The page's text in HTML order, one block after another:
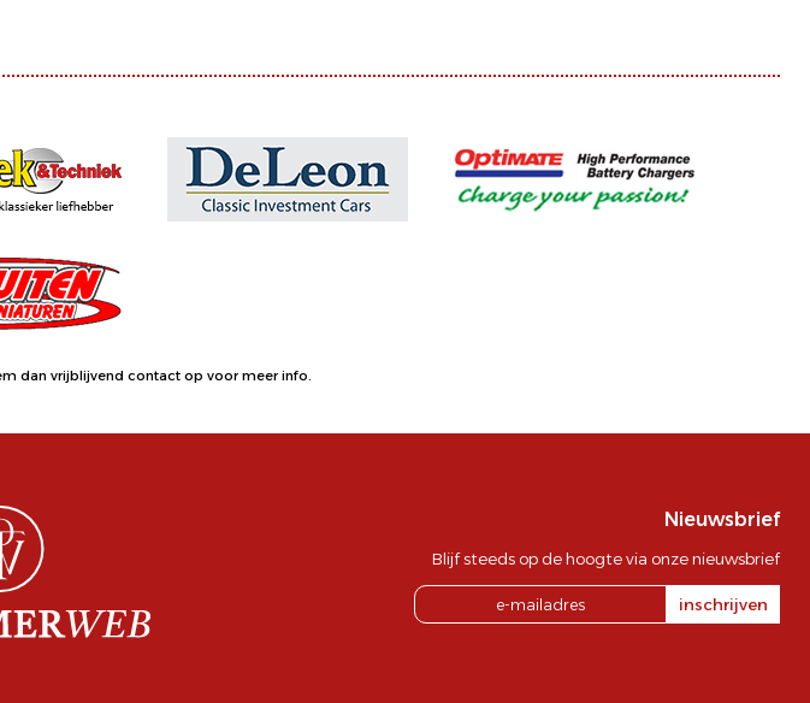
dan vrijblijvend contact op voor meer info.
Nieuwsbrief
Blijf steeds op de hoogte via onze nieuwsbrief
inschrijven